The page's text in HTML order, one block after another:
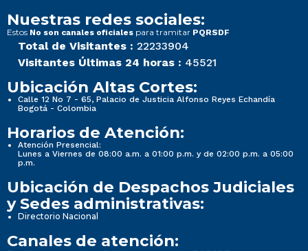
Nuestras redes sociales:
Estos No son canales oficiales para tramitar PQRSDF
Total de Visitantes : 22233904
Visitantes Últimas 24 horas : 45521
Ubicación Altas Cortes:
Calle 12 No 7 - 65, Palacio de Justicia Alfonso Reyes Echandía
Bogotá - Colombia
Horarios de Atención:
Atención Presencial:
Lunes a Viernes de 08:00 a.m. a 01:00 p.m. y de 02:00 p.m. a 05:00
p.m.
Ubicación de Despachos Judiciales
y Sedes administrativas:
Directorio Nacional
Canales de atención: